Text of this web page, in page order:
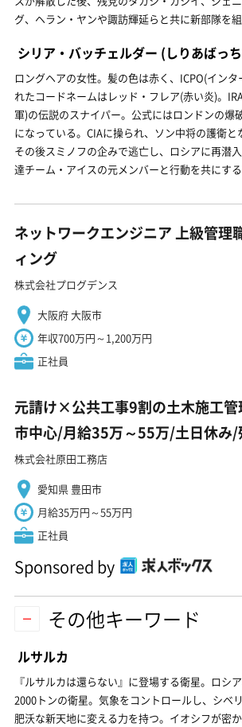
グ、ヘラン・ヤンや諏訪輝延らと共に新部隊を組
シリア・バッチェルダー (しりあばっ
ロングヘアの女性。髪の色は赤く、ICPO(イン
れたコードネームはレッド・フレア(赤い炎)。
軍)の伝説のスナイパー。公式にはロンドンの爆
になっている。CIAに操られ、ソン中将の護衛と
その後スミノフの企みで逃亡し、ロシアに再潜
達チーム・アイスの元メンバーと行動を共にする
ネットワークエンジニア 上級管理
ィング
株式会社プログデンス
大阪府 大阪市
年収700万円～1,200万円
正社員
元請け×公共工事9割の土木施工
市中心/月給35万～55万/土日休み/
株式会社原田工務店
愛知県 豊田市
月給35万円～55万円
正社員
Sponsored by
その他キーワード
ルサルカ
『ルサルカは還らない』に登場する衛星。ロシ
2000トンの衛星。気象をコントロールし、シベ
肥沃な新天地に変える力を持つ。イオシフが密